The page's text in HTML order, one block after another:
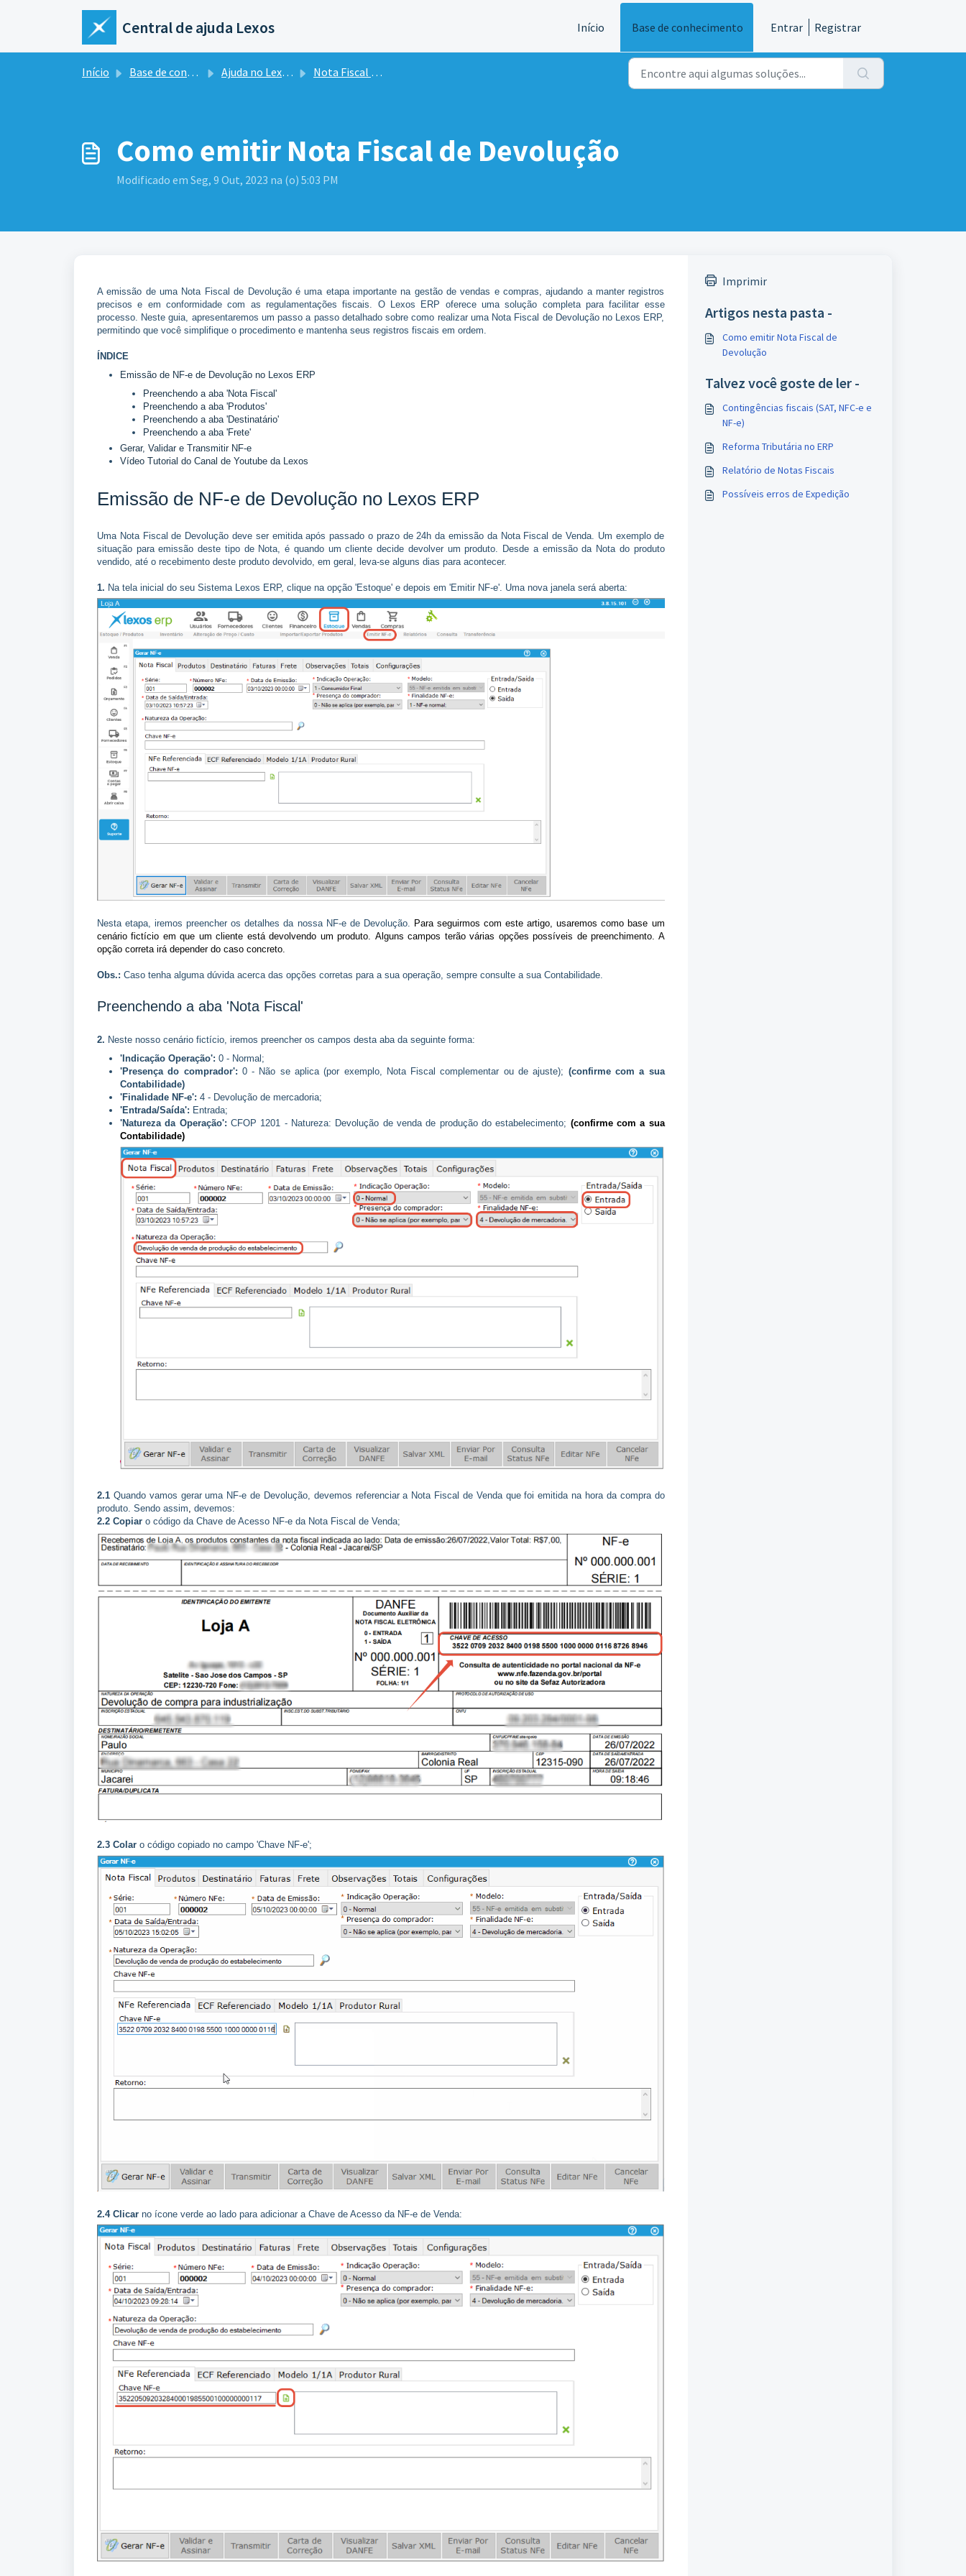
Ir para o conteúdo principal
Central de ajuda Lexos Início Base de conhecimento Entrar Registrar
Início Base de conhecimento Ajuda no Lexos ERP Nota Fiscal Eletrônica
Como emitir Nota Fiscal de Devolução
Modificado em Seg, 9 Out, 2023 na (o) 5:03 PM
A emissão de uma Nota Fiscal de Devolução é uma etapa importante na gestão de vendas e compras, ajudando a manter registros
precisos e em conformidade com as regulamentações fiscais. O Lexos ERP oferece uma solução completa para facilitar esse
processo. Neste guia, apresentaremos um passo a passo detalhado sobre como realizar uma Nota Fiscal de Devolução no Lexos ERP,
permitindo que você simplifique o procedimento e mantenha seus registros fiscais em ordem.
ÍNDICE
Emissão de NF-e de Devolução no Lexos ERP
Preenchendo a aba 'Nota Fiscal'
Preenchendo a aba 'Produtos'
Preenchendo a aba 'Destinatário'
Preenchendo a aba 'Frete'
Gerar, Validar e Transmitir NF-e
Vídeo Tutorial do Canal de Youtube da Lexos
Emissão de NF-e de Devolução no Lexos ERP
Uma Nota Fiscal de Devolução deve ser emitida após passado o prazo de 24h da emissão da Nota Fiscal de Venda. Um exemplo de
situação para emissão deste tipo de Nota, é quando um cliente decide devolver um produto. Desde a emissão da Nota do produto
vendido, até o recebimento deste produto devolvido, em geral, leva-se alguns dias para acontecer.
1. Na tela inicial do seu Sistema Lexos ERP, clique na opção 'Estoque' e depois em 'Emitir NF-e'. Uma nova janela será aberta:
Nesta etapa, iremos preencher os detalhes da nossa NF-e de Devolução. Para seguirmos com este artigo, usaremos como base um
cenário fictício em que um cliente está devolvendo um produto. Alguns campos terão várias opções possíveis de preenchimento. A
opção correta irá depender do caso concreto.
Obs.: Caso tenha alguma dúvida acerca das opções corretas para a sua operação, sempre consulte a sua Contabilidade.
Preenchendo a aba 'Nota Fiscal'
2. Neste nosso cenário fictício, iremos preencher os campos desta aba da seguinte forma:
'Indicação Operação': 0 - Normal;
'Presença do comprador': 0 - Não se aplica (por exemplo, Nota Fiscal complementar ou de ajuste); (confirme com a sua
Contabilidade)
'Finalidade NF-e': 4 - Devolução de mercadoria;
'Entrada/Saída': Entrada;
'Natureza da Operação': CFOP 1201 - Natureza: Devolução de venda de produção do estabelecimento; (confirme com a sua
Contabilidade)
2.1 Quando vamos gerar uma NF-e de Devolução, devemos referenciar a Nota Fiscal de Venda que foi emitida na hora da compra do
produto. Sendo assim, devemos:
2.2 Copiar o código da Chave de Acesso NF-e da Nota Fiscal de Venda;
2.3 Colar o código copiado no campo 'Chave NF-e';
2.4 Clicar no ícone verde ao lado para adicionar a Chave de Acesso da NF-e de Venda:
Imprimir
Artigos nesta pasta -
Como emitir Nota Fiscal de
Devolução
Talvez você goste de ler -
Contingências fiscais (SAT, NFC-e e
NF-e)
Reforma Tributária no ERP
Relatório de Notas Fiscais
Possíveis erros de Expedição